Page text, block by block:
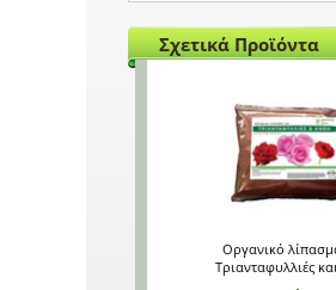
Σχετικά Προϊόντα
Οργανικό
Τριανταφυλλιές